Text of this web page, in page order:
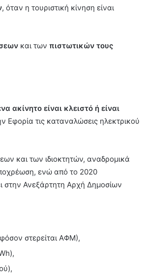
, όταν η τουριστική κίνηση είναι
και των πιστωτικών τους
ακίνητο είναι κλειστό ή είναι
Εφορία τις καταναλώσεις ηλεκτρικού
και των ιδιοκτητών, αναδρομικά
ενώ από το 2020
στην Ανεξάρτητη Αρχή Δημοσίων
στερείται ΑΦΜ),